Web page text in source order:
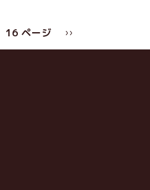
16 ページ
次
ペ
››